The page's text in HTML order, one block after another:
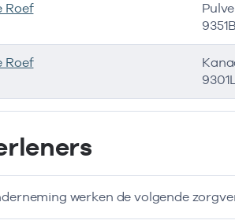
heeft de volgende vestigingen
Roef
Roef
werken de volgende